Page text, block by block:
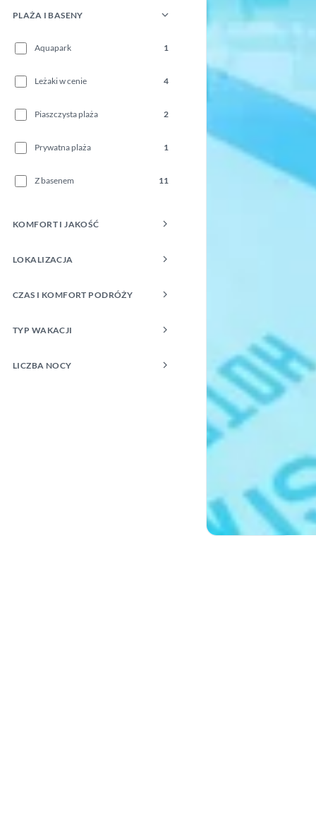
PLAŻA I BASENY
Aquapark 1
Leżaki w cenie 4
Piaszczysta plaża 2
Prywatna plaża 1
Z basenem 11
KOMFORT I JAKOŚĆ
LOKALIZACJA
CZAS I KOMFORT PODRÓŻY
TYP WAKACJI
LICZBA NOCY